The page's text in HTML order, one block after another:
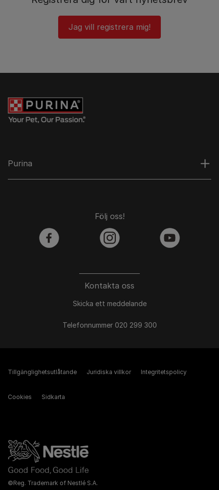
Jag vill registrera mig!
Purina
Kontakta oss
Skicka ett meddelande
Telefonnummer 020 299 300
Följ oss!
facebook instagram youtube
©Reg. Trademark of Nestlé S.A.
Tillgänglighetsutlåtande Juridiska villkor Integritetspolicy
Cookies Sidkarta